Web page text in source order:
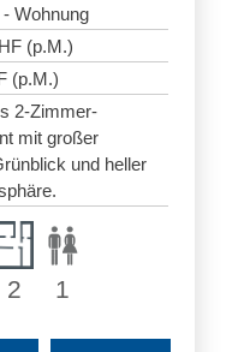
Wohnung
(p.M.)
(p.M.)
2-Zimmer-
mit großer
und heller
2 1